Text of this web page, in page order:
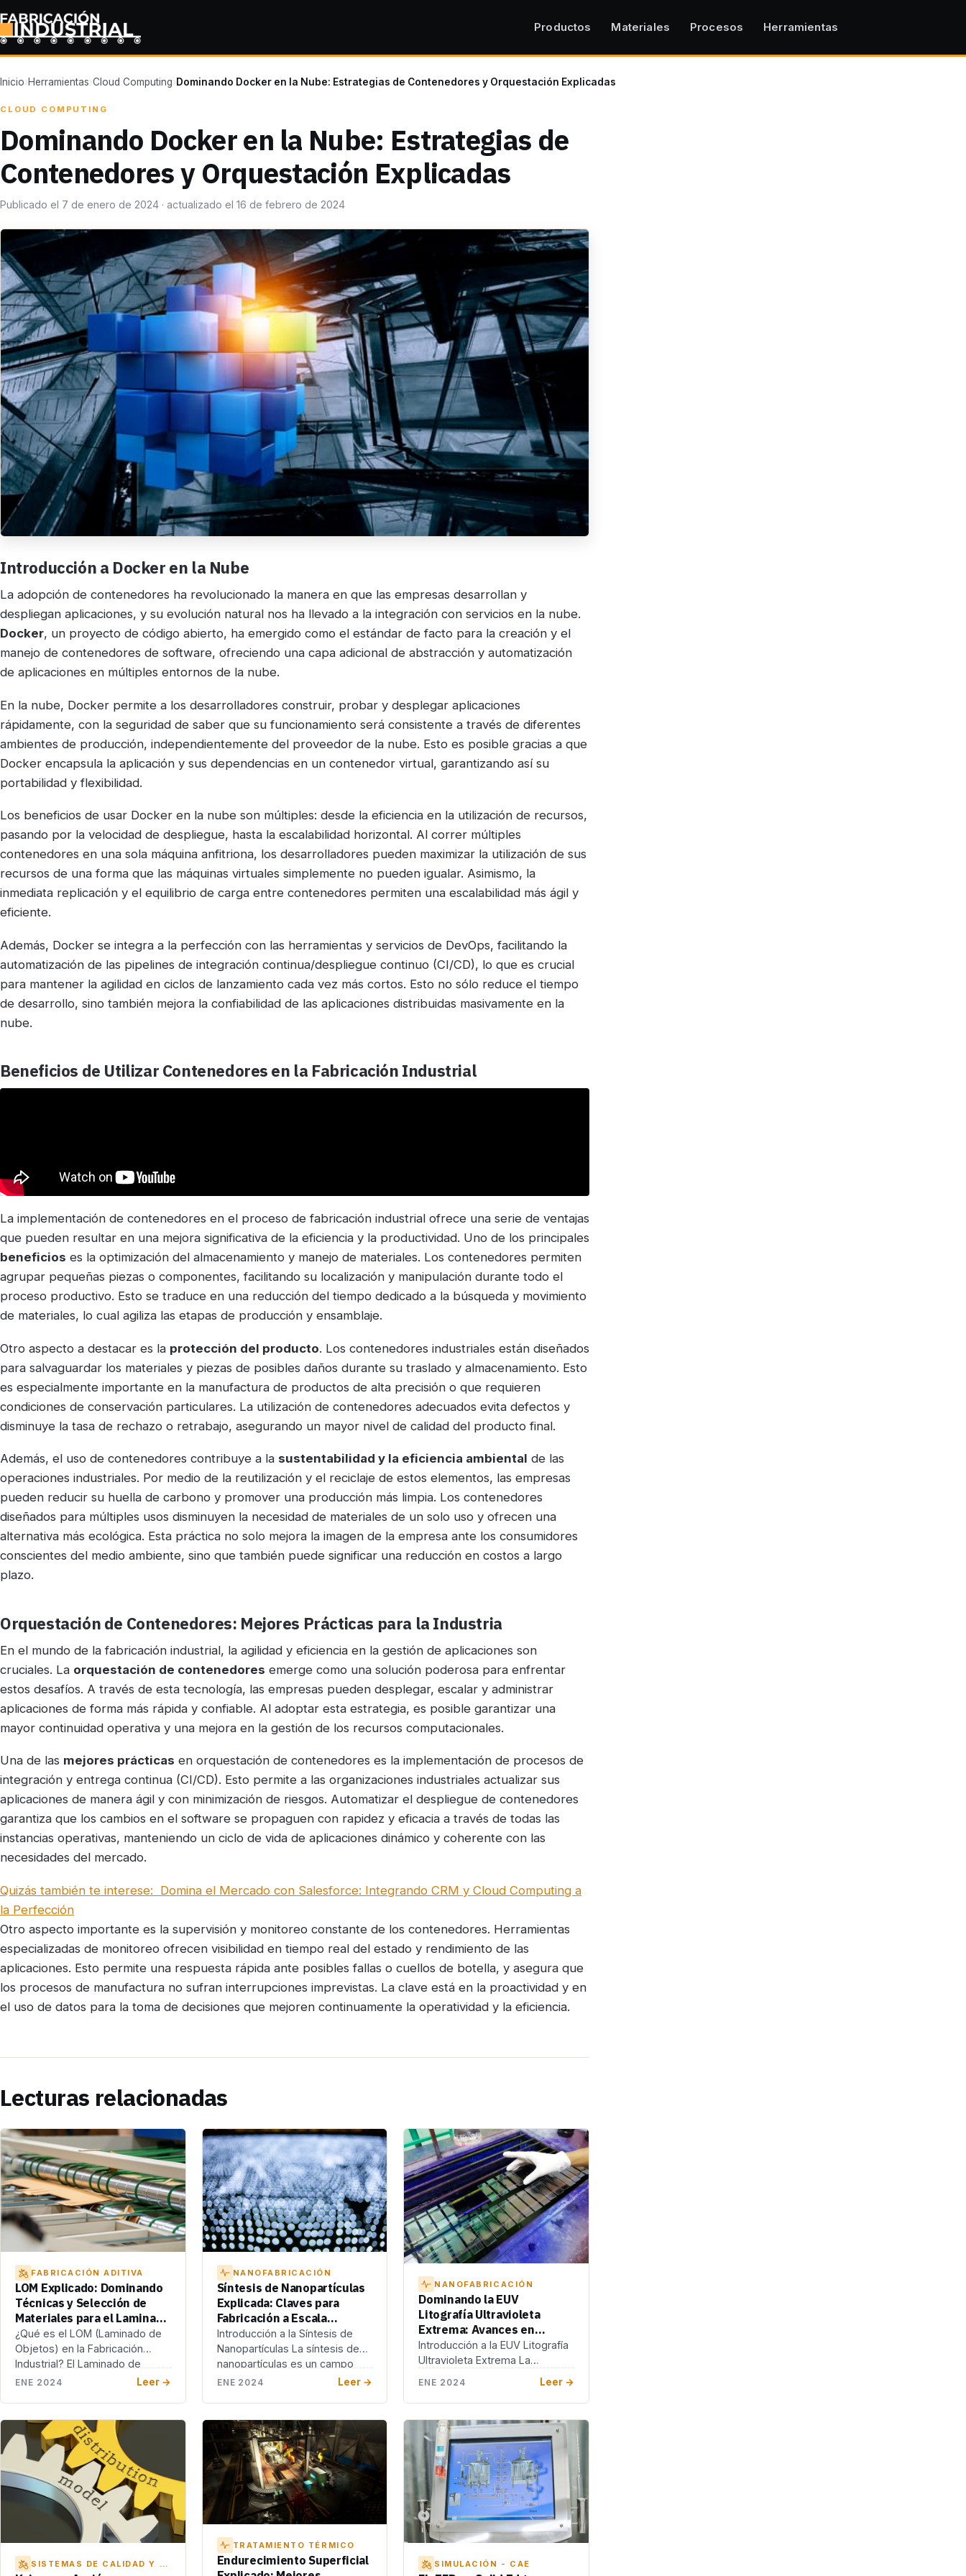
Productos Materiales Procesos Herramientas
Inicio›Herramientas›Cloud Computing›Dominando Docker en la Nube: Estrategias de Contenedores y Orquestación Explicadas
CLOUD COMPUTING
Dominando Docker en la Nube: Estrategias de
Contenedores y Orquestación Explicadas
Publicado el 7 de enero de 2024 · actualizado el 16 de febrero de 2024
Introducción a Docker en la Nube
La adopción de contenedores ha revolucionado la manera en que las empresas desarrollan y
despliegan aplicaciones, y su evolución natural nos ha llevado a la integración con servicios en la nube.
Docker, un proyecto de código abierto, ha emergido como el estándar de facto para la creación y el
manejo de contenedores de software, ofreciendo una capa adicional de abstracción y automatización
de aplicaciones en múltiples entornos de la nube.
En la nube, Docker permite a los desarrolladores construir, probar y desplegar aplicaciones
rápidamente, con la seguridad de saber que su funcionamiento será consistente a través de diferentes
ambientes de producción, independientemente del proveedor de la nube. Esto es posible gracias a que
Docker encapsula la aplicación y sus dependencias en un contenedor virtual, garantizando así su
portabilidad y flexibilidad.
Los beneficios de usar Docker en la nube son múltiples: desde la eficiencia en la utilización de recursos,
pasando por la velocidad de despliegue, hasta la escalabilidad horizontal. Al correr múltiples
contenedores en una sola máquina anfitriona, los desarrolladores pueden maximizar la utilización de sus
recursos de una forma que las máquinas virtuales simplemente no pueden igualar. Asimismo, la
inmediata replicación y el equilibrio de carga entre contenedores permiten una escalabilidad más ágil y
eficiente.
Además, Docker se integra a la perfección con las herramientas y servicios de DevOps, facilitando la
automatización de las pipelines de integración continua/despliegue continuo (CI/CD), lo que es crucial
para mantener la agilidad en ciclos de lanzamiento cada vez más cortos. Esto no sólo reduce el tiempo
de desarrollo, sino también mejora la confiabilidad de las aplicaciones distribuidas masivamente en la
nube.
Beneficios de Utilizar Contenedores en la Fabricación Industrial
La implementación de contenedores en el proceso de fabricación industrial ofrece una serie de ventajas
que pueden resultar en una mejora significativa de la eficiencia y la productividad. Uno de los principales
beneficios es la optimización del almacenamiento y manejo de materiales. Los contenedores permiten
agrupar pequeñas piezas o componentes, facilitando su localización y manipulación durante todo el
proceso productivo. Esto se traduce en una reducción del tiempo dedicado a la búsqueda y movimiento
de materiales, lo cual agiliza las etapas de producción y ensamblaje.
Otro aspecto a destacar es la protección del producto. Los contenedores industriales están diseñados
para salvaguardar los materiales y piezas de posibles daños durante su traslado y almacenamiento. Esto
es especialmente importante en la manufactura de productos de alta precisión o que requieren
condiciones de conservación particulares. La utilización de contenedores adecuados evita defectos y
disminuye la tasa de rechazo o retrabajo, asegurando un mayor nivel de calidad del producto final.
Además, el uso de contenedores contribuye a la sustentabilidad y la eficiencia ambiental de las
operaciones industriales. Por medio de la reutilización y el reciclaje de estos elementos, las empresas
pueden reducir su huella de carbono y promover una producción más limpia. Los contenedores
diseñados para múltiples usos disminuyen la necesidad de materiales de un solo uso y ofrecen una
alternativa más ecológica. Esta práctica no solo mejora la imagen de la empresa ante los consumidores
conscientes del medio ambiente, sino que también puede significar una reducción en costos a largo
plazo.
Orquestación de Contenedores: Mejores Prácticas para la Industria
En el mundo de la fabricación industrial, la agilidad y eficiencia en la gestión de aplicaciones son
cruciales. La orquestación de contenedores emerge como una solución poderosa para enfrentar
estos desafíos. A través de esta tecnología, las empresas pueden desplegar, escalar y administrar
aplicaciones de forma más rápida y confiable. Al adoptar esta estrategia, es posible garantizar una
mayor continuidad operativa y una mejora en la gestión de los recursos computacionales.
Una de las mejores prácticas en orquestación de contenedores es la implementación de procesos de
integración y entrega continua (CI/CD). Esto permite a las organizaciones industriales actualizar sus
aplicaciones de manera ágil y con minimización de riesgos. Automatizar el despliegue de contenedores
garantiza que los cambios en el software se propaguen con rapidez y eficacia a través de todas las
instancias operativas, manteniendo un ciclo de vida de aplicaciones dinámico y coherente con las
necesidades del mercado.
Quizás también te interese: Domina el Mercado con Salesforce: Integrando CRM y Cloud Computing a
la Perfección
Otro aspecto importante es la supervisión y monitoreo constante de los contenedores. Herramientas
especializadas de monitoreo ofrecen visibilidad en tiempo real del estado y rendimiento de las
aplicaciones. Esto permite una respuesta rápida ante posibles fallas o cuellos de botella, y asegura que
los procesos de manufactura no sufran interrupciones imprevistas. La clave está en la proactividad y en
el uso de datos para la toma de decisiones que mejoren continuamente la operatividad y la eficiencia.
Lecturas relacionadas
FABRICACIÓN ADITIVA
LOM Explicado: Dominando
Técnicas y Selección de
Materiales para el Laminado
de Objetos
¿Qué es el LOM (Laminado de
Objetos) en la Fabricación
Industrial? El Laminado de
Objetos (LOM, […]
ENE 2024 Leer →
NANOFABRICACIÓN
Síntesis de Nanopartículas
Explicada: Claves para
Fabricación a Escala
Atómica
Introducción a la Síntesis de
Nanopartículas La síntesis de
nanopartículas es un campo
fascinante y de […]
ENE 2024 Leer →
NANOFABRICACIÓN
Dominando la EUV
Litografía Ultravioleta
Extrema: Avances en
Patrones Microscópicos
Introducción a la EUV Litografía
Ultravioleta Extrema La
litografía ultravioleta extrema,
conocida comúnmente por sus
siglas […]
ENE 2024 Leer →
SISTEMAS DE CALIDAD Y RASTREABILIDAD
TRATAMIENTO TÉRMICO
Endurecimiento Superficial
SIMULACIÓN - CAE